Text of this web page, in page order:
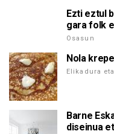
Ezti eztul
gara folk
Osasun
Nola
Elikadura
Barne
diseinua